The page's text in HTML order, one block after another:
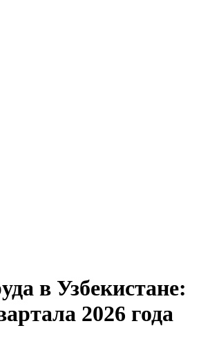
в Узбекистане:
2026 года